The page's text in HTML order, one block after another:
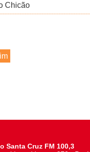
Chicão
Santa Cruz FM 100,3